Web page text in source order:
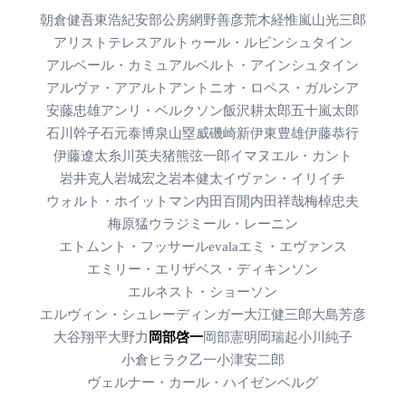
朝倉健吾東浩紀安部公房網野善彦荒木経惟嵐山光三郎
アリストテレスアルトゥール・ルビンシュタイン
アルベール・カミュ アルベルト・アインシュタイン
アルヴァ・アアルト アントニオ・ロペス・ガルシア
安藤忠雄アンリ・ベルクソン飯沢耕太郎五十嵐太郎
石川幹子石元泰博泉山塁威磯崎新伊東豊雄伊藤恭行
伊藤遼太糸川英夫猪熊弦一郎イマヌエル・カント
岩井克人岩城宏之岩本健太イヴァン・イリイチ
ウォルト・ホイットマン内田百閒内田祥哉梅棹忠夫
梅原猛ウラジミール・レーニン
エトムント・フッサールevalaエミ・エヴァンス
エミリー・エリザベス・ディキンソン
エルネスト・ショーソン
エルヴィン・シュレーディンガー大江健三郎大島芳彦
大谷翔平大野力 岡部啓一岡部憲明 岡瑞起小川純子
小倉ヒラク 乙一小津安二郎
ヴェルナー・カール・ハイゼンベルグ